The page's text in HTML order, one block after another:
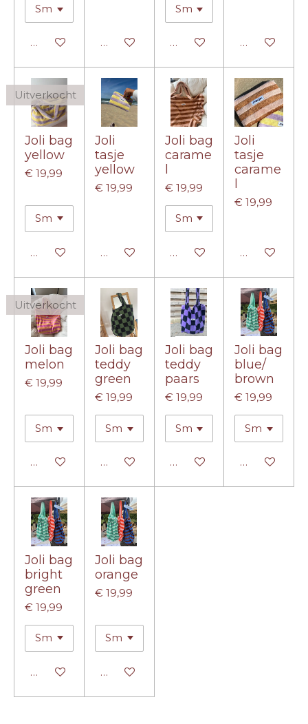
In winkelwagenIn winkelwagenIn winkelwagenIn
Uitverkocht
Joli bag
yellow
€ 19,99
Houd mij op de hoogte
Joli
tasje
yellow
€ 19,99
In winkelwagen
Joli bag
carame
€ 19,99
In winkelwagen
Joli
tasje
carame
€ 19,99
In
Uitverkocht
Joli bag
melon
€ 19,99
Houd mij op de hoogte
Joli bag
teddy
green
€ 19,99
In winkelwagen
Joli bag
teddy
paars
€ 19,99
In winkelwagen
Joli bag
blue/
brown
€ 19,99
In
Joli bag
bright
green
€ 19,99
In winkelwagen
Joli bag
orange
€ 19,99
In winkelwagen